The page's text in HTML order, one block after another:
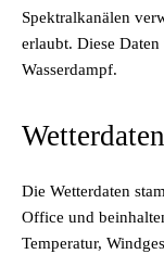
Spektralkanälen
erlaubt. Diese
Wasserdampf.
Die Wetterdaten
Office und
Temperatur,